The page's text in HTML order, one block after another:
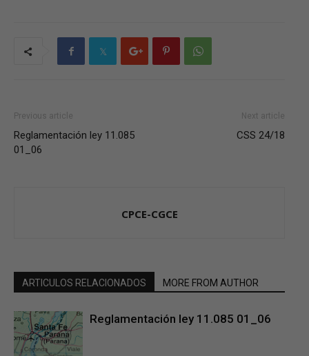
Previous article
Reglamentación ley 11.085
01_06
Next article
CSS 24/18
CPCE-CGCE
ARTICULOS RELACIONADOS MORE FROM AUTHOR
Reglamentación ley 11.085 01_06